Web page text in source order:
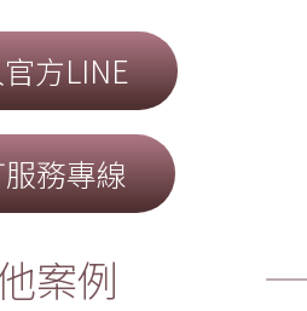
方LINE
務專線
案例